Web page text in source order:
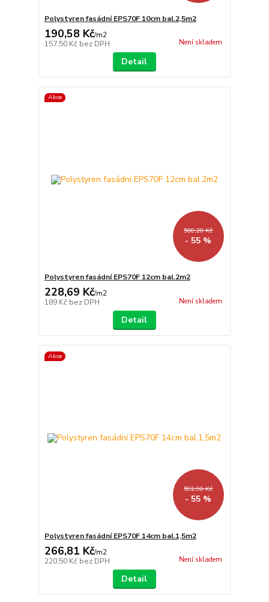
Polystyren fasádní EPS70F 10cm bal.2,5m2
190,58 Kč/m2
157,50 Kč bez DPH Není skladem
Detail
Akce
508,20 Kč
- 55 %
Polystyren fasádní EPS70F 12cm bal.2m2
228,69 Kč/m2
189 Kč bez DPH Není skladem
Detail
Akce
592,90 Kč
- 55 %
Polystyren fasádní EPS70F 14cm bal.1,5m2
266,81 Kč/m2
220,50 Kč bez DPH Není skladem
Detail